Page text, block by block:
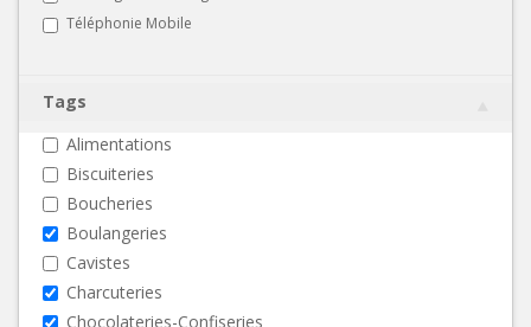
Téléphonie Mobile
Tags
Alimentations
Biscuiteries
Boucheries
Boulangeries
Cavistes
Charcuteries
Chocolateries-Confiseries